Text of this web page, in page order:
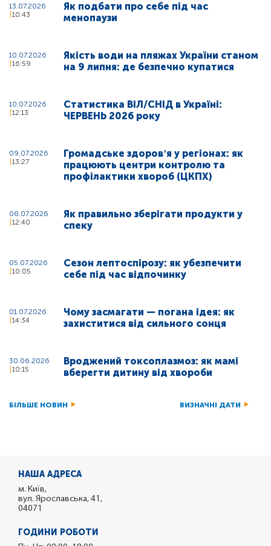
13.07.2026
10:43
Як подбати про себе під час
менопаузи
10.07.2026
16:59
Якість води на пляжах України станом
на 9 липня: де безпечно купатися
10.07.2026
12:13
Статистика ВІЛ/СНІД в Україні:
ЧЕРВЕНЬ 2026 року
09.07.2026
13:27
Громадське здоровʼя у регіонах: як
працюють центри контролю та
профілактики хвороб (ЦКПХ)
08.07.2026
12:40
Як правильно зберігати продукти у
спеку
05.07.2026
10:05
Сезон лептоспірозу: як убезпечити
себе під час відпочинку
01.07.2026
14:34
Чому засмагати — погана ідея: як
захиститися від сильного сонця
30.06.2026
10:15
Вроджений токсоплазмоз: як мамі
вберегти дитину від хвороби
БІЛЬШЕ НОВИН ВИЗНАЧНІ ДАТИ
НАША АДРЕСА
м. Київ,
вул. Ярославська, 41,
04071
ГОДИНИ РОБОТИ